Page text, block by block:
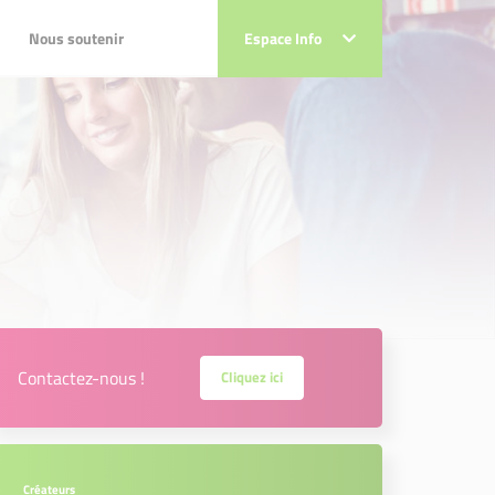
Nous soutenir Espace Info
Nous soutenir Espace Info
Contactez-nous ! Cliquez ici
Créateurs